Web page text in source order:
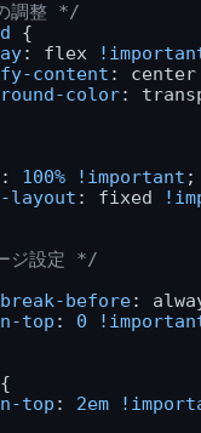
調整 */
{
: flex
content : center
color:
: 100% !important ;
layout : fixed
ジ設定 */
before:
top : 0
{
top : 2em